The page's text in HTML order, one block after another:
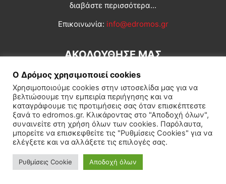
διαβάστε περισσότερα...
Επικοινωνία: info@edromos.gr
ΑΚΟΛΟΥΘΗΣΕ ΜΑΣ
Εγγραφή συνδρομητή Πολιτική Διεθνή Κοινωνία
Πολιτισμός Αφιερώματα
© Δρόμος της Αριστεράς
Ο Δρόμος χρησιμοποιεί cookies
Χρησιμοποιούμε cookies στην ιστοσελίδα μας για να
βελτιώσουμε την εμπειρία περιήγησης και να
καταγράφουμε τις προτιμήσεις σας όταν επισκέπτεστε
ξανά το edromos.gr. Κλικάροντας στο "Αποδοχή όλων",
συναινείτε στη χρήση όλων των cookies. Παρόλαυτα,
μπορείτε να επισκεφθείτε τις "Ρυθμίσεις Cookies" για να
ελέγξετε και να αλλάξετε τις επιλογές σας.
Ρυθμίσεις Cookie Αποδοχή όλων